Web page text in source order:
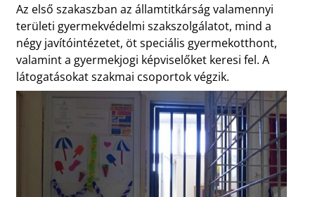
Az első szakaszban az államtitkárság valamennyi
területi gyermekvédelmi szakszolgálatot, mind a
négy javítóintézetet, öt speciális gyermekotthont,
valamint a gyermekjogi képviselőket keresi fel. A
látogatásokat szakmai csoportok végzik.